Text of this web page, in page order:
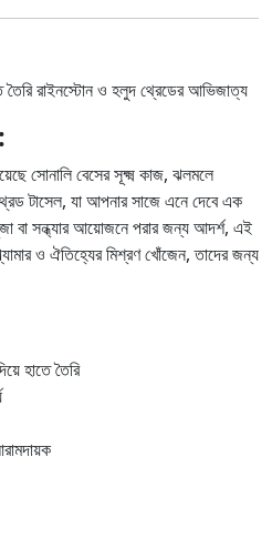
তৈরি রাইনস্টোন ও হলুদ থ্রেডের আভিজাত্য
সোনালি বেসের সূক্ষ্ম কাজ, ঝলমলে
টাসেল, যা আপনার সাজে এনে দেবে এক
বা সন্ধ্যার আয়োজনে পরার জন্য আদর্শ, এই
ও ঐতিহ্যের মিশ্রণ খোঁজেন, তাদের জন্য
হাতে তৈরি